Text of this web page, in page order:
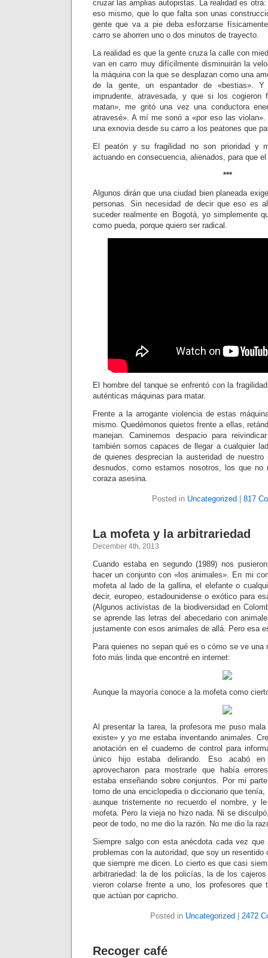
cruzar las amplias autopistas. La realidad es
eso mismo, que lo que falta son unas
gente que va a pie deba esforzarse
carro se ahorren uno o dos minutos de trayecto.
La realidad es que la gente cruza la calle con
van en carro muy difícilmente disminuirán la
la máquina con la que se desplazan como una
de la gente, un espantador de «bestias».
imprudente, atravesada, y que si los
matan», me gritó una vez una conductora
atravesé». A mí me sonó a «por eso las violan».
una exnovia desde su carro a los peatones que
El peatón y su fragilidad no son prioridad y
actuando en consecuencia, alienados, para que
***
Algunos dirán que una ciudad bien planeada
personas. Sin necesidad de decir que eso es
suceder realmente en Bogotá, yo simplemente
como pueda, porque quiero ser radical.
El hombre del tanque se enfrentó con la
auténticas máquinas para matar.
Frente a la arrogante violencia de estas
mismo. Quedémonos quietos frente a ellas,
manejan. Caminemos despacio para
también somos capaces de llegar a cualquier
de quienes desprecian la austeridad de nuestro
desnudos, como estamos nosotros, los que no
coraza asesina.
Posted in Uncategorized 817
La mofeta y la arbitrariedad
December 4th, 2013
Cuando estaba en segundo (1989) nos
hacer un conjunto con «los animales». En mi
mofeta al lado de la gallina, el elefante o
decir, europeo, estadounidense o exótico para
(Algunos activistas de la biodiversidad en
se aprende las letras del abecedario con
justamente con esos animales de allá. Pero esa
Para quienes no sepan qué es o cómo se ve
foto más linda que encontré en internet:
Aunque la mayoría conoce a la mofeta como
Al presentar la tarea, la profesora me puso
existe» y yo me estaba inventando animales.
anotación en el cuaderno de control para
único hijo estaba delirando. Eso acabó
aprovecharon para mostrarle que había
estaba enseñando sobre conjuntos. Por mi
tomo de una enciclopedia o diccionario que
aunque tristemente no recuerdo el nombre, y
mofeta. Pero la vieja no hizo nada. Ni se
peor de todo, no me dio la razón. No me dio la
Siempre salgo con esta anécdota cada vez que
problemas con la autoridad, que soy un
que siempre me dicen. Lo cierto es que casi
arbitrariedad: la de los policías, la de los
vieron colarse frente a uno, los profesores que
que actúan por capricho.
Posted in Uncategorized 2472
Recoger café